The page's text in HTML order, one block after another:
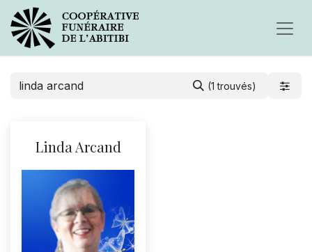
(1 trouvés)
Linda Arcand